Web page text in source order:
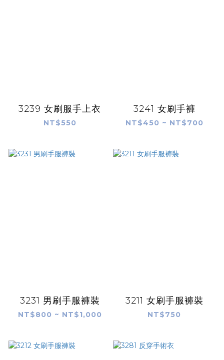
3239 女刷服手上衣
NT$550
3241 女刷手褲
NT$450 ~ NT$700
3231 男刷手服褲裝
NT$800 ~ NT$1,000
3211 女刷手服褲裝
NT$750